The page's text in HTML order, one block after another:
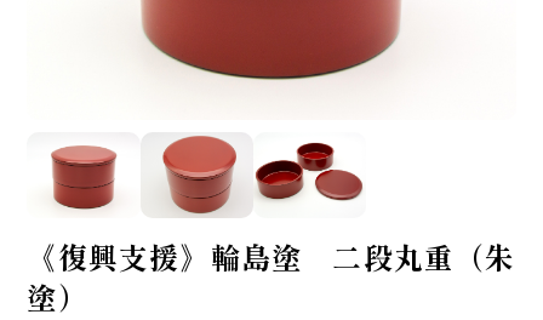
《復興支援》輪島塗 二段丸重（朱
塗）